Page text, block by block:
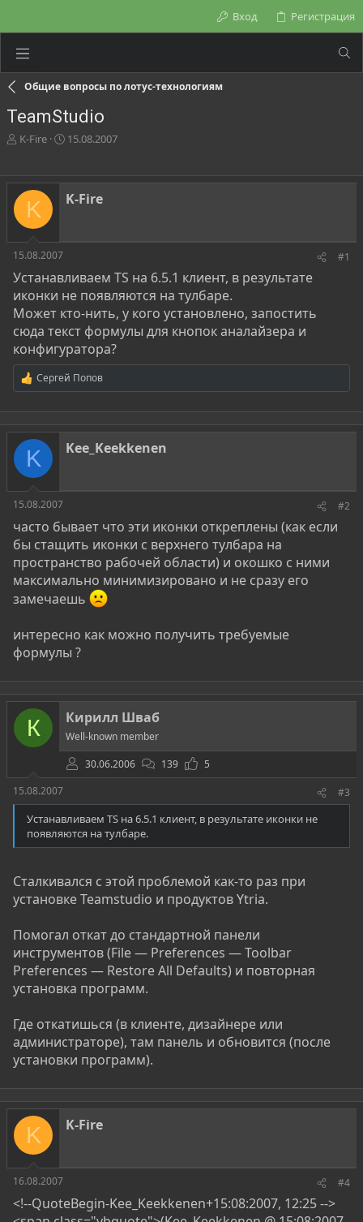
Вход Регистрация
Общие вопросы по лотус-технологиям
TeamStudio
А
о
р
е
м
ы
K-Fire
Д
а
н
а
15.08.2007
K K-Fire
15.08.2007 #1
Устанавливаем TS на 6.5.1 клиент, в результате
иконки не появляются на тулбаре.
Может кто-нить, у кого установлено, запостить
сюда текст формулы для кнопок аналайзера и
конфигуратора?
Р
е
а
к
ц
и
:
Сергей Попов
K Kee_Keekkenen
15.08.2007 #2
часто бывает что эти иконки откреплены (как если
бы стащить иконки с верхнего тулбара на
пространство рабочей области) и окошко с ними
максимально минимизировано и не сразу его
замечаешь
интересно как можно получить требуемые
формулы ?
К Кирилл Шваб
Well-known member
30.06.2006
139
5
15.08.2007
#3
Устанавливаем TS на 6.5.1 клиент, в результате иконки не
появляются на тулбаре.
Сталкивался с этой проблемой как-то раз при
установке Teamstudio и продуктов Ytria.
Помогал откат до стандартной панели
инструментов (File — Preferences — Toolbar
Preferences — Restore All Defaults) и повторная
установка программ.
Где откатишься (в клиенте, дизайнере или
администраторе), там панель и обновится (после
установки программ).
K K-Fire
16.08.2007 #4
<!--QuoteBegin-Kee_Keekkenen+15:08:2007, 12:25 -->